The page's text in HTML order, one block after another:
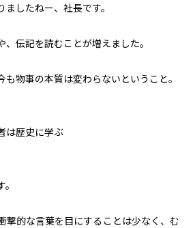
したねー、社長です。
伝記を読むことが増えました。
物事の本質は変わらないということ。
は歴史に学ぶ
撃的な言葉を目にすることは少なく、む